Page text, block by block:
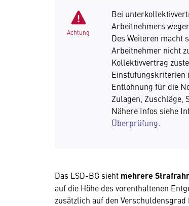
Achtung
Bei
Arbeitnehmers
Des Weiteren macht
Arbeitnehmer nicht
Kollektivvertrag
Einstufungskriterien
Entlohnung für die
Zulagen, Zuschläge,
Nähere Infos siehe
Überprüfung.
Das LSD-BG sieht mehrere
auf die Höhe des vorenthaltenen
zusätzlich auf den